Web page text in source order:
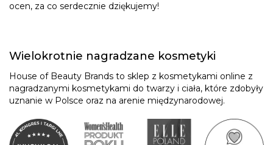
ocen, za co serdecznie dziękujemy!
Wielokrotnie nagradzane kosmetyki
House of Beauty Brands to sklep z kosmetykami online z
nagradzanymi kosmetykami do twarzy i ciała, które zdobyły
uznanie w Polsce oraz na arenie międzynarodowej.